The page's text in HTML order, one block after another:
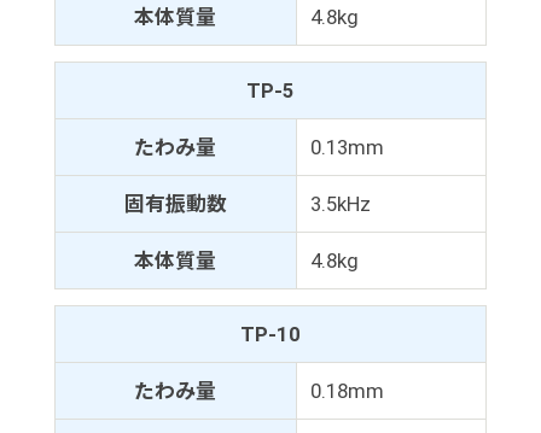
本体質量 4.8kg
TP-5
たわみ量 0.13mm
固有振動数 3.5kHz
本体質量 4.8kg
TP-10
たわみ量 0.18mm